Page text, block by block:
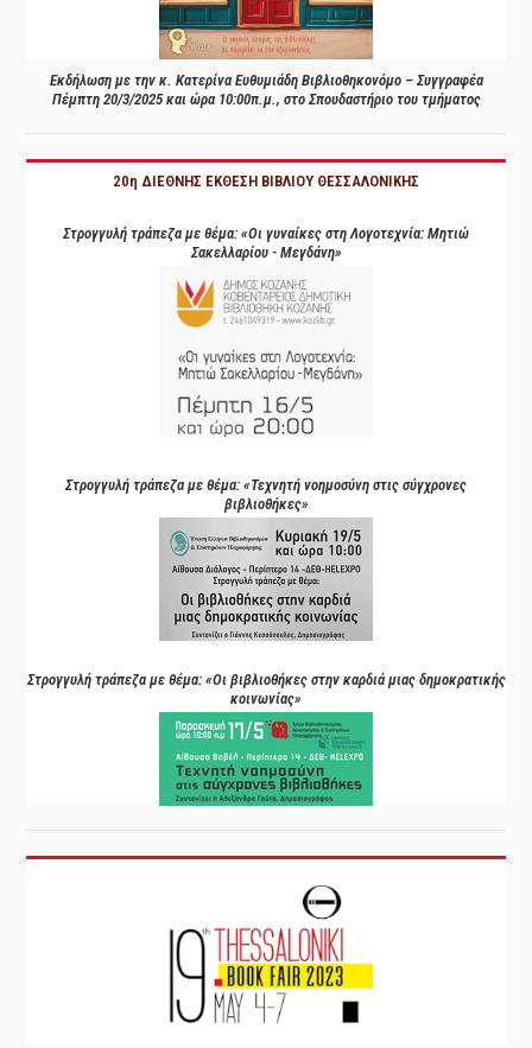
Εκδήλωση με την κ. Κατερίνα Ευθυμιάδη Βιβλιοθηκονόμο – Συγγραφέα
Πέμπτη 20/3/2025 και ώρα 10:00π.μ., στο Σπουδαστήριο του τμήματος
20η ΔΙΕΘΝΗΣ ΕΚΘΕΣΗ ΒΙΒΛΙΟΥ ΘΕΣΣΑΛΟΝΙΚΗΣ
Στρογγυλή τράπεζα με θέμα: «Οι γυναίκες στη Λογοτεχνία: Μητιώ
Σακελλαρίου - Μεγδάνη»
Στρογγυλή τράπεζα με θέμα: «Τεχνητή νοημοσύνη στις σύγχρονες
βιβλιοθήκες»
Στρογγυλή τράπεζα με θέμα: «Οι βιβλιοθήκες στην καρδιά μιας δημοκρατικής
κοινωνίας»